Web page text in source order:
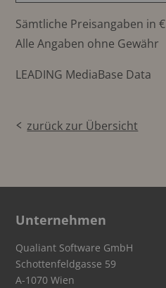
Sämtliche Preisangaben in €
Alle Angaben ohne Gewähr
LEADING MediaBase Data
zurück zur Übersicht
Unternehmen
Qualiant Software GmbH
Schottenfeldgasse 59
A-1070 Wien